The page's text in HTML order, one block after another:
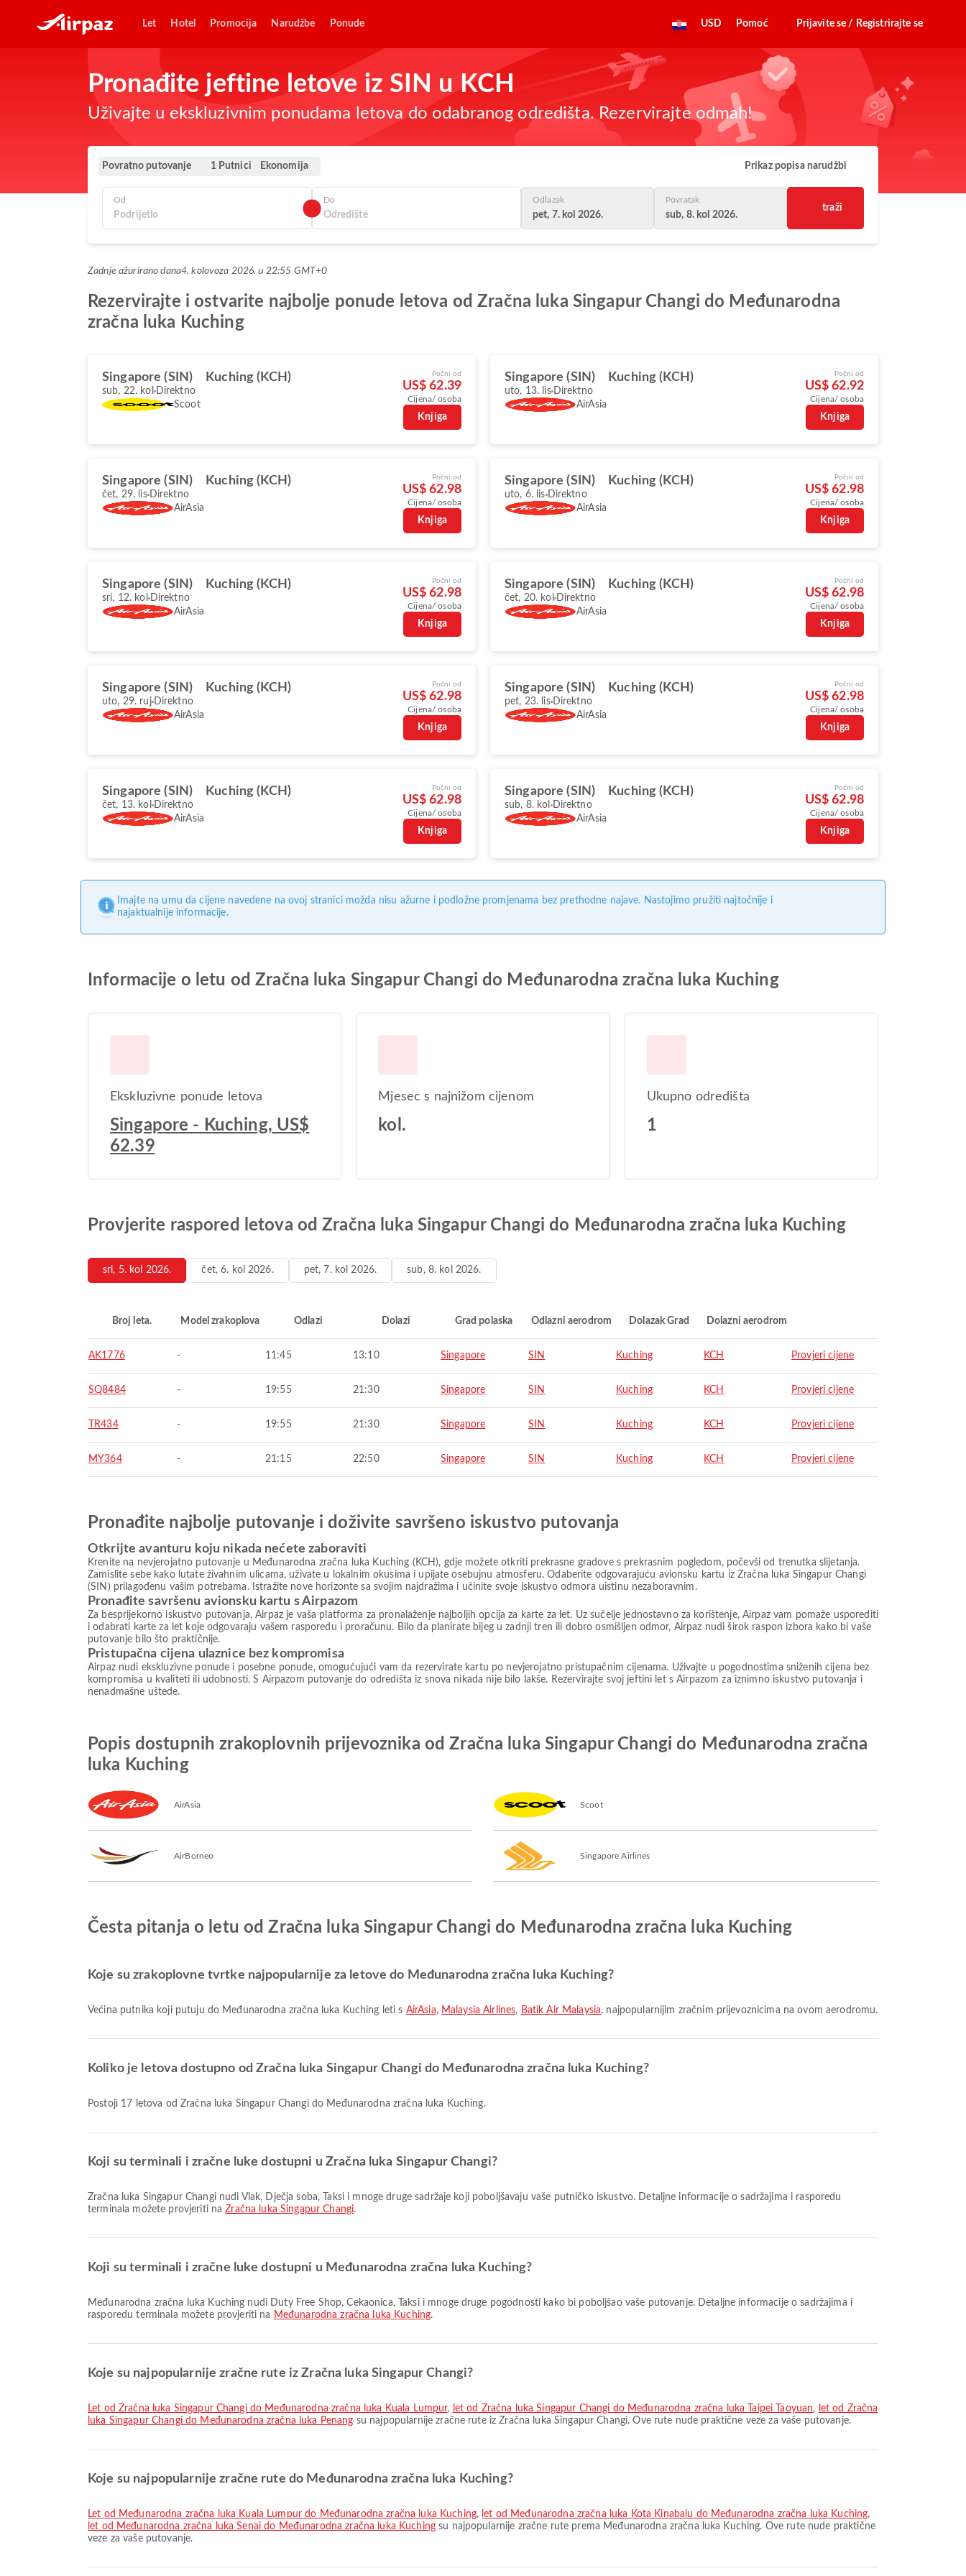
Let Hotel Promocija Narudžbe Ponude USD Pomoć Prijavite se / Registrirajte se
Pronađite jeftine letove iz SIN u KCH
Uživajte u ekskluzivnim ponudama letova do odabranog odredišta. Rezervirajte odmah!
Povratno putovanje 1 Putnici Ekonomija Prikaz popisa narudžbi
Od Do Odlazak
pet, 7. kol 2026.
Povratak
sub, 8. kol 2026.
traži
Zadnje ažurirano dana4. kolovoza 2026. u 22:55 GMT+0
Rezervirajte i ostvarite najbolje ponude letova od Zračna luka Singapur Changi do Međunarodna
zračna luka Kuching
Singapore (SIN) Kuching (KCH)
sub, 22. kol Direktno
Scoot
Počni od
US$ 62.39
Cijena/ osoba
Knjiga
Singapore (SIN) Kuching (KCH)
uto, 13. lis Direktno
AirAsia
Počni od
US$ 62.92
Cijena/ osoba
Knjiga
Singapore (SIN) Kuching (KCH)
čet, 29. lis Direktno
AirAsia
Počni od
US$ 62.98
Cijena/ osoba
Knjiga
Singapore (SIN) Kuching (KCH)
uto, 6. lis Direktno
AirAsia
Počni od
US$ 62.98
Cijena/ osoba
Knjiga
Singapore (SIN) Kuching (KCH)
sri, 12. kol Direktno
AirAsia
Počni od
US$ 62.98
Cijena/ osoba
Knjiga
Singapore (SIN) Kuching (KCH)
čet, 20. kol Direktno
AirAsia
Počni od
US$ 62.98
Cijena/ osoba
Knjiga
Singapore (SIN) Kuching (KCH)
uto, 29. ruj Direktno
AirAsia
Počni od
US$ 62.98
Cijena/ osoba
Knjiga
Singapore (SIN) Kuching (KCH)
pet, 23. lis Direktno
AirAsia
Počni od
US$ 62.98
Cijena/ osoba
Knjiga
Singapore (SIN) Kuching (KCH)
čet, 13. kol Direktno
AirAsia
Počni od
US$ 62.98
Cijena/ osoba
Knjiga
Singapore (SIN) Kuching (KCH)
sub, 8. kol Direktno
AirAsia
Počni od
US$ 62.98
Cijena/ osoba
Knjiga
Imajte na umu da cijene navedene na ovoj stranici možda nisu ažurne i podložne promjenama bez prethodne najave. Nastojimo pružiti najtočnije i
najaktualnije informacije.
Informacije o letu od Zračna luka Singapur Changi do Međunarodna zračna luka Kuching
Ekskluzivne ponude letova
Singapore - Kuching, US$
62.39
Mjesec s najnižom cijenom
kol.
Ukupno odredišta
1
Provjerite raspored letova od Zračna luka Singapur Changi do Međunarodna zračna luka Kuching
sri, 5. kol 2026. čet, 6. kol 2026. pet, 7. kol 2026. sub, 8. kol 2026.
Broj leta. Model zrakoplova Odlazi Dolazi Grad polaska Odlazni aerodrom Dolazak Grad Dolazni aerodrom
AK1776 - 11:45 13:10 Singapore SIN Kuching KCH Provjeri cijene
SQ8484 - 19:55 21:30 Singapore SIN Kuching KCH Provjeri cijene
TR434 - 19:55 21:30 Singapore SIN Kuching KCH Provjeri cijene
MY364 - 21:15 22:50 Singapore SIN Kuching KCH Provjeri cijene
Pronađite najbolje putovanje i doživite savršeno iskustvo putovanja
Otkrijte avanturu koju nikada nećete zaboraviti
Krenite na nevjerojatno putovanje u Međunarodna zračna luka Kuching (KCH), gdje možete otkriti prekrasne gradove s prekrasnim pogledom, počevši od trenutka slijetanja.
Zamislite sebe kako lutate živahnim ulicama, uživate u lokalnim okusima i upijate osebujnu atmosferu. Odaberite odgovarajuću avionsku kartu iz Zračna luka Singapur Changi
(SIN) prilagođenu vašim potrebama. Istražite nove horizonte sa svojim najdražima i učinite svoje iskustvo odmora uistinu nezaboravnim.
Pronađite savršenu avionsku kartu s Airpazom
Za besprijekorno iskustvo putovanja, Airpaz je vaša platforma za pronalaženje najboljih opcija za karte za let. Uz sučelje jednostavno za korištenje, Airpaz vam pomaže usporediti
i odabrati karte za let koje odgovaraju vašem rasporedu i proračunu. Bilo da planirate bijeg u zadnji tren ili dobro osmišljen odmor, Airpaz nudi širok raspon izbora kako bi vaše
putovanje bilo što praktičnije.
Pristupačna cijena ulaznice bez kompromisa
Airpaz nudi ekskluzivne ponude i posebne ponude, omogućujući vam da rezervirate kartu po nevjerojatno pristupačnim cijenama. Uživajte u pogodnostima sniženih cijena bez
kompromisa u kvaliteti ili udobnosti. S Airpazom putovanje do odredišta iz snova nikada nije bilo lakše. Rezervirajte svoj jeftini let s Airpazom za iznimno iskustvo putovanja i
nenadmašne uštede.
Popis dostupnih zrakoplovnih prijevoznika od Zračna luka Singapur Changi do Međunarodna zračna
luka Kuching
AirAsia Scoot
AirBorneo Singapore Airlines
Česta pitanja o letu od Zračna luka Singapur Changi do Međunarodna zračna luka Kuching
Koje su zrakoplovne tvrtke najpopularnije za letove do Međunarodna zračna luka Kuching?
Većina putnika koji putuju do Međunarodna zračna luka Kuching leti s AirAsia, Malaysia Airlines, Batik Air Malaysia, najpopularnijim zračnim prijevoznicima na ovom aerodromu.
Koliko je letova dostupno od Zračna luka Singapur Changi do Međunarodna zračna luka Kuching?
Postoji 17 letova od Zračna luka Singapur Changi do Međunarodna zračna luka Kuching.
Koji su terminali i zračne luke dostupni u Zračna luka Singapur Changi?
Zračna luka Singapur Changi nudi Vlak, Dječja soba, Taksi i mnoge druge sadržaje koji poboljšavaju vaše putničko iskustvo. Detaljne informacije o sadržajima i rasporedu
terminala možete provjeriti naZračna luka Singapur Changi.
Koji su terminali i zračne luke dostupni u Međunarodna zračna luka Kuching?
Međunarodna zračna luka Kuching nudi Duty Free Shop, Čekaonica, Taksi i mnoge druge pogodnosti kako bi poboljšao vaše putovanje. Detaljne informacije o sadržajima i
rasporedu terminala možete provjeriti na Međunarodna zračna luka Kuching.
Koje su najpopularnije zračne rute iz Zračna luka Singapur Changi?
let od Zračna luka Singapur Changi do Međunarodna zračna luka Kuala Lumpur, let od Zračna luka Singapur Changi do Međunarodna zračna luka Taipei Taoyuan, let od Zračna
luka Singapur Changi do Međunarodna zračna luka Penang su najpopularnije zračne rute iz Zračna luka Singapur Changi. Ove rute nude praktične veze za vaše putovanje.
Koje su najpopularnije zračne rute do Međunarodna zračna luka Kuching?
let od Međunarodna zračna luka Kuala Lumpur do Međunarodna zračna luka Kuching, let od Međunarodna zračna luka Kota Kinabalu do Međunarodna zračna luka Kuching,
let od Međunarodna zračna luka Senai do Međunarodna zračna luka Kuchingsu najpopularnije zračne rute prema Međunarodna zračna luka Kuching. Ove rute nude praktične
veze za vaše putovanje.